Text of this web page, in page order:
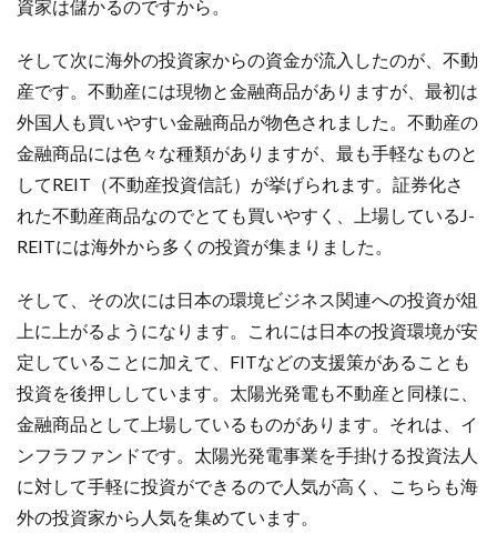
資家は儲かるのですから。
そして次に海外の投資家からの資金が流入したのが、不動
産です。不動産には現物と金融商品がありますが、最初は
外国人も買いやすい金融商品が物色されました。不動産の
金融商品には色々な種類がありますが、最も手軽なものと
してREIT（不動産投資信託）が挙げられます。証券化さ
れた不動産商品なのでとても買いやすく、上場しているJ-
REITには海外から多くの投資が集まりました。
そして、その次には日本の環境ビジネス関連への投資が俎
上に上がるようになります。これには日本の投資環境が安
定していることに加えて、FITなどの支援策があることも
投資を後押ししています。太陽光発電も不動産と同様に、
金融商品として上場しているものがあります。それは、イ
ンフラファンドです。太陽光発電事業を手掛ける投資法人
に対して手軽に投資ができるので人気が高く、こちらも海
外の投資家から人気を集めています。